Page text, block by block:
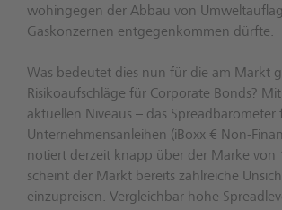
wohingegen der Abbau von
Gaskonzernen entgegenkommen dürfte.
Was bedeutet dies nun für die am Markt
Risikoaufschläge für Corporate Bonds?
aktuellen Niveaus – das Spreadbarometer
Unternehmensanleihen (iBoxx € Non-
notiert derzeit knapp über der Marke von
scheint der Markt bereits zahlreiche
einzupreisen. Vergleichbar hohe